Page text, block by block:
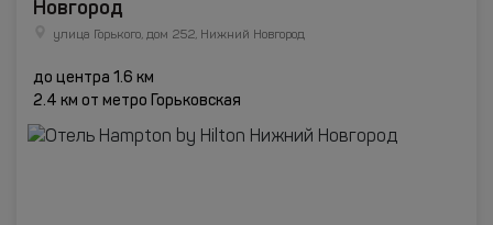
Новгород
улица Горького, дом 252, Нижний Новгород
до центра 1.6 км
2.4 км от метро Горьковская